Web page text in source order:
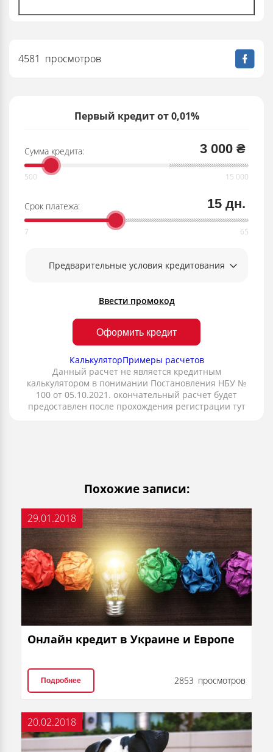
Первый кредит от 0,01%
Сумма кредита: 3 000 ₴
Срок платежа: 15 дн.
Предварительные условия кредитования
Ввести промокод
Оформить кредит
КалькуляторПримеры расчетов
Данный расчет не является кредитным
калькулятором в понимании Постановления НБУ №
100 от 05.10.2021. окончательный расчет будет
предоставлен после прохождения регистрации тут
4581 просмотров
Похожие записи:
29.01.2018
Онлайн кредит в Украине и Европе
Подробнее 2853 просмотров
20.02.2018